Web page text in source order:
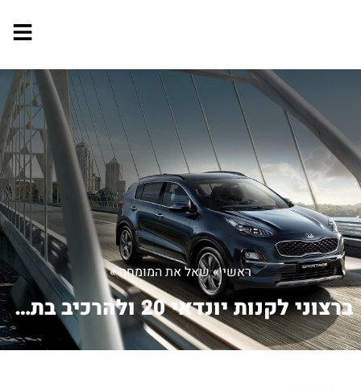
ראשי»שאל את המומחה»
ברצוני לקנות יונדאי 20 ולהרכיב בתוכו ...